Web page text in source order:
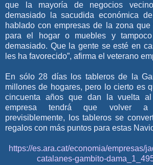
que la mayoría de negocios
demasiado la sacudida económica
hablado con empresas de la zona que
para el hogar o muebles y
demasiado. Que la gente se esté en
les ha favorecido”, afirma el veterano
En sólo 28 días los tableros de la
millones de hogares, pero lo cierto es
cincuenta años que dan la vuelta
empresa tendrá que volver a
previsiblemente, los tableros se
regalos con más puntos para estas
https://es.ara.cat/economia/empresas/
catalanes-gambito-